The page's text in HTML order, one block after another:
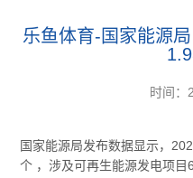
乐鱼体育-国家能源
时间：
国家能源局发布数据显示，
个 ，涉及可再生能源发电项